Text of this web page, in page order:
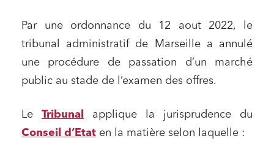
Par une ordonnance du 12 aout 2022, le
tribunal administratif de Marseille a annulé
une procédure de passation d’un marché
public au stade de l’examen des offres.
Le Tribunal
applique la jurisprudence du
Conseil d’Etat en la matière selon laquelle :